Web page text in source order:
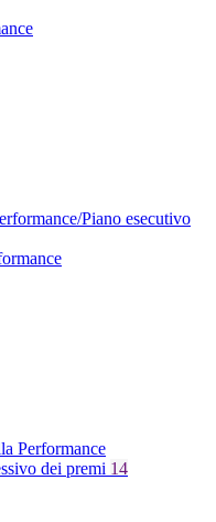
Piano esecutivo
Performance
dei premi 14